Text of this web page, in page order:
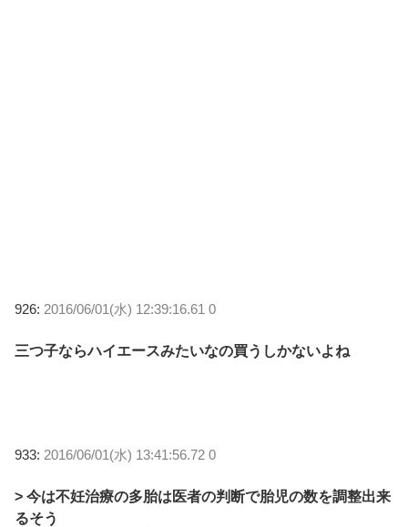
926: 2016/06/01(水) 12:39:16.61 0
三つ子ならハイエースみたいなの買うしかないよね
933: 2016/06/01(水) 13:41:56.72 0
> 今は不妊治療の多胎は医者の判断で胎児の数を調整出来
るそう